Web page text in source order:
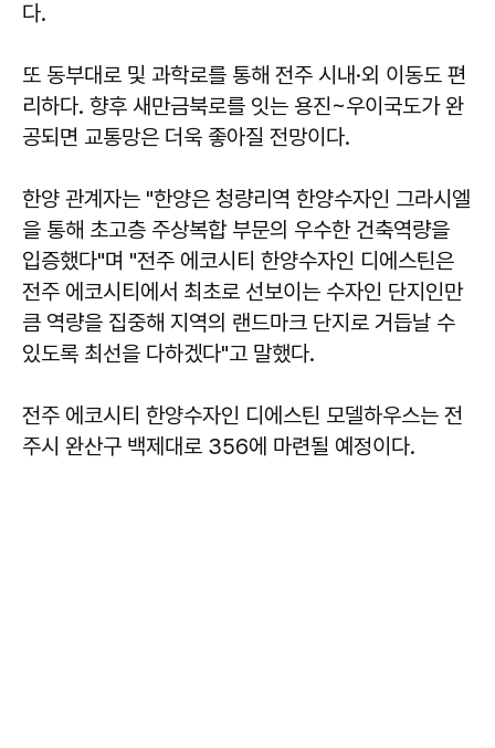
다.
또 동부대로 및 과학로를 통해 전주 시내·외 이동도 편
리하다. 향후 새만금북로를 잇는 용진~우이국도가 완
공되면 교통망은 더욱 좋아질 전망이다.
한양 관계자는 "한양은 청량리역 한양수자인 그라시엘
을 통해 초고층 주상복합 부문의 우수한 건축역량을
입증했다"며 "전주 에코시티 한양수자인 디에스틴은
전주 에코시티에서 최초로 선보이는 수자인 단지인만
큼 역량을 집중해 지역의 랜드마크 단지로 거듭날 수
있도록 최선을 다하겠다"고 말했다.
전주 에코시티 한양수자인 디에스틴 모델하우스는 전
주시 완산구 백제대로 356에 마련될 예정이다.